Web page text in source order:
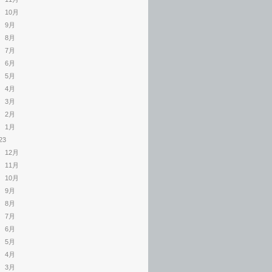
10月
9月
8月
7月
6月
5月
4月
3月
2月
1月
12月
11月
10月
9月
8月
7月
6月
5月
4月
3月